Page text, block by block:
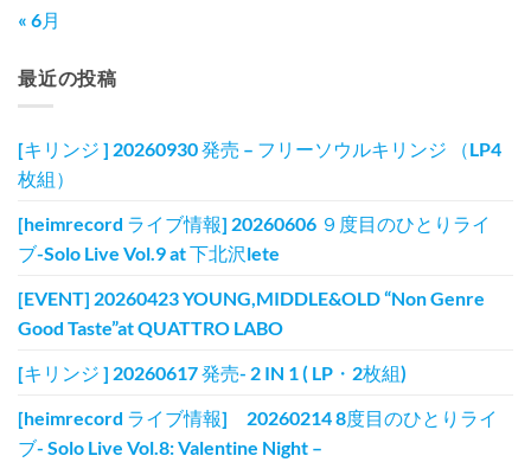
« 6月
最近の投稿
[キリンジ ] 20260930 発売 – フリーソウルキリンジ （LP4
枚組）
[heimrecord ライブ情報] 20260606 ９度目のひとりライ
ブ-Solo Live Vol.9 at 下北沢lete
[EVENT] 20260423 YOUNG,MIDDLE&OLD “Non Genre
Good Taste”at QUATTRO LABO
[キリンジ ] 20260617 発売- 2 IN 1 ( LP・2枚組)
[heimrecord ライブ情報] 20260214 8度目のひとりライ
ブ- Solo Live Vol.8: Valentine Night –